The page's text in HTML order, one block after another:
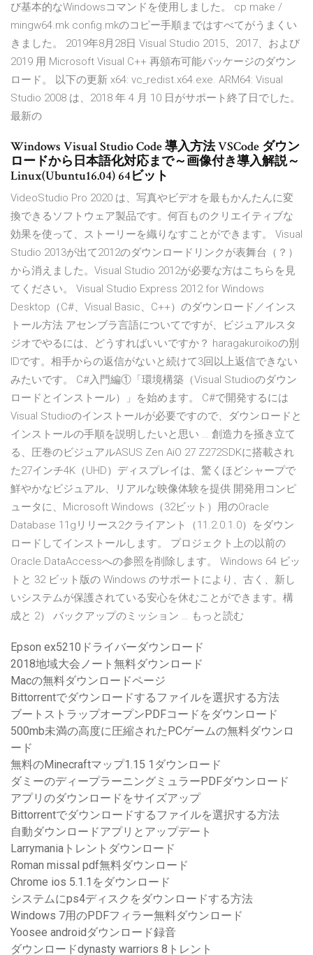
び基本的なWindowsコマンドを使用しました。 cp make /
mingw64.mk config.mkのコピー手順まではすべてがうまくい
きました。 2019年8月28日 Visual Studio 2015、2017、および
2019 用 Microsoft Visual C++ 再頒布可能パッケージのダウン
ロード。 以下の更新 x64: vc_redist.x64.exe. ARM64: Visual
Studio 2008 は、2018 年 4 月 10 日がサポート終了日でした。
最新の
Windows Visual Studio Code 導入方法 VSCode ダウン
ロードから日本語化対応まで～画像付き導入解説～
Linux(Ubuntu16.04) 64ビット
VideoStudio Pro 2020 は、写真やビデオを最もかんたんに変
換できるソフトウェア製品です。何百ものクリエイティブな
効果を使って、ストーリーを織りなすことができます。 Visual
Studio 2013が出て2012のダウンロードリンクが表舞台（？）
から消えました。Visual Studio 2012が必要な方はこちらを見
てください。 Visual Studio Express 2012 for Windows
Desktop（C#、Visual Basic、C++）のダウンロード／インス
トール方法 アセンブラ言語についてですが、ビジュアルスタ
ジオでやるには、どうすればいいですか？ haragakuroikoの別
IDです。相手からの返信がないと続けて3回以上返信できない
みたいです。 C#入門編①「環境構築（Visual Studioのダウン
ロードとインストール）」を始めます。 C#で開発するには
Visual Studioのインストールが必要ですので、ダウンロードと
インストールの手順を説明したいと思い … 創造力を掻き立て
る、圧巻のビジュアルASUS Zen AiO 27 Z272SDKに搭載され
た27インチ4K（UHD）ディスプレイは、驚くほどシャープで
鮮やかなビジュアル、リアルな映像体験を提供 開発用コンピ
ュータに、Microsoft Windows（32ビット）用のOracle
Database 11gリリース2クライアント（11.2.0.1.0）をダウン
ロードしてインストールします。 プロジェクト上の以前の
Oracle.DataAccessへの参照を削除します。 Windows 64 ビッ
トと 32 ビット版の Windows のサポートにより、古く、新し
いシステムが保護されている安心を休むことができます。構
成と 2） バックアップのミッション … もっと読む
Epson ex5210ドライバーダウンロード
2018地域大会ノート無料ダウンロード
Macの無料ダウンロードページ
Bittorrentでダウンロードするファイルを選択する方法
ブートストラップオープンPDFコードをダウンロード
500mb未満の高度に圧縮されたPCゲームの無料ダウンロ
ード
無料のMinecraftマップ1.15 1ダウンロード
ダミーのディープラーニングミュラーPDFダウンロード
アプリのダウンロードをサイズアップ
Bittorrentでダウンロードするファイルを選択する方法
自動ダウンロードアプリとアップデート
Larrymaniaトレントダウンロード
Roman missal pdf無料ダウンロード
Chrome ios 5.1.1をダウンロード
システムにps4ディスクをダウンロードする方法
Windows 7用のPDFフィラー無料ダウンロード
Yoosee androidダウンロード録音
ダウンロードdynasty warriors 8トレント